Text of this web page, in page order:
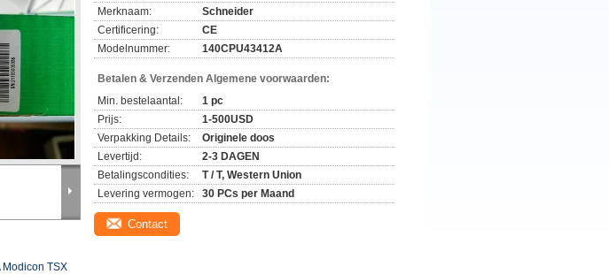
TSX
Merknaam:
Schneider
Certificering:
CE
Modelnummer:
140CPU43412A
Betalen & Verzenden Algemene voorwaarden:
Min. bestelaantal:
1 pc
Prijs:
1-500USD
Verpakking Details:
Originele doos
Levertijd:
2-3 DAGEN
Betalingscondities:
T / T, Western Union
Levering vermogen:
30 PCs per Maand
Contact